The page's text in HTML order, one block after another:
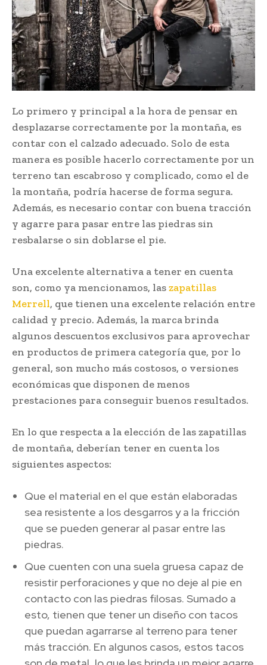
Lo primero y principal a la hora de pensar en
desplazarse correctamente por la montaña, es
contar con el calzado adecuado. Solo de esta
manera es posible hacerlo correctamente por un
terreno tan escabroso y complicado, como el de
la montaña, podría hacerse de forma segura.
Además, es necesario contar con buena tracción
y agarre para pasar entre las piedras sin
resbalarse o sin doblarse el pie.
Una excelente alternativa a tener en cuenta
son, como ya mencionamos, laszapatillas
Merrell, que tienen una excelente relación entre
calidad y precio. Además, la marca brinda
algunos descuentos exclusivos para aprovechar
en productos de primera categoría que, por lo
general, son mucho más costosos, o versiones
económicas que disponen de menos
prestaciones para conseguir buenos resultados.
En lo que respecta a la elección de las zapatillas
de montaña, deberían tener en cuenta los
siguientes aspectos:
Que el material en el que están elaboradas
sea resistente a los desgarros y a la fricción
que se pueden generar al pasar entre las
piedras.
Que cuenten con una suela gruesa capaz de
resistir perforaciones y que no deje al pie en
contacto con las piedras filosas. Sumado a
esto, tienen que tener un diseño con tacos
que puedan agarrarse al terreno para tener
más tracción. En algunos casos, estos tacos